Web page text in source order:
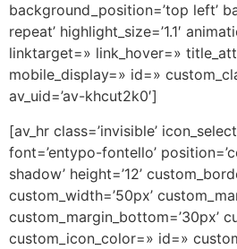
background_position=’top left’
repeat’ highlight_size=’1.1′
linktarget=» link_hover=»
mobile_display=» id=»
av_uid=’av-khcut2k0′]
[av_hr class=’invisible’
font=’entypo-fontello’
shadow’ height=’12’
custom_width=’50px’
custom_margin_bottom=’30px’
custom_icon_color=» id=»